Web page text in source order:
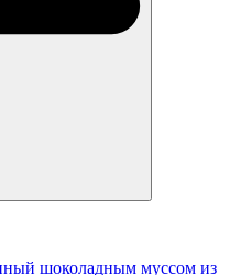
шоколадным муссом из